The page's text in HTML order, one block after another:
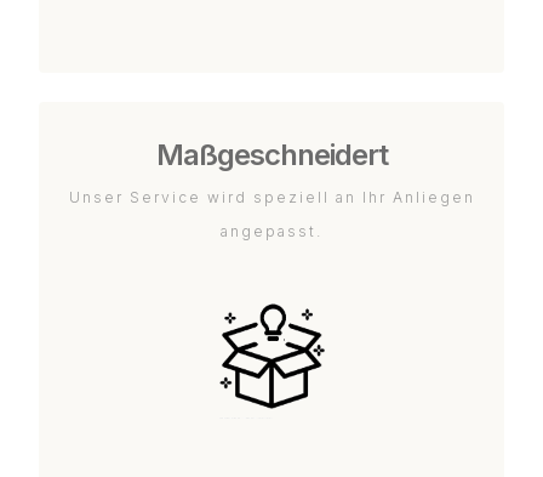
Maßgeschneidert
Unser Service wird speziell an Ihr Anliegen
angepasst.